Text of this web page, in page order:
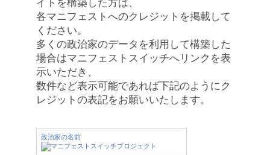
イトを構築した方は、
各マニフェストへのクレジットを掲載して
ください。
多くの政治家のデータを利用して構築した
場合はマニフェストスイッチへリンクを表
示いただき、
数件など表示可能であれば下記のようにク
レジットの表記をお願いいたします。
政治家の名前